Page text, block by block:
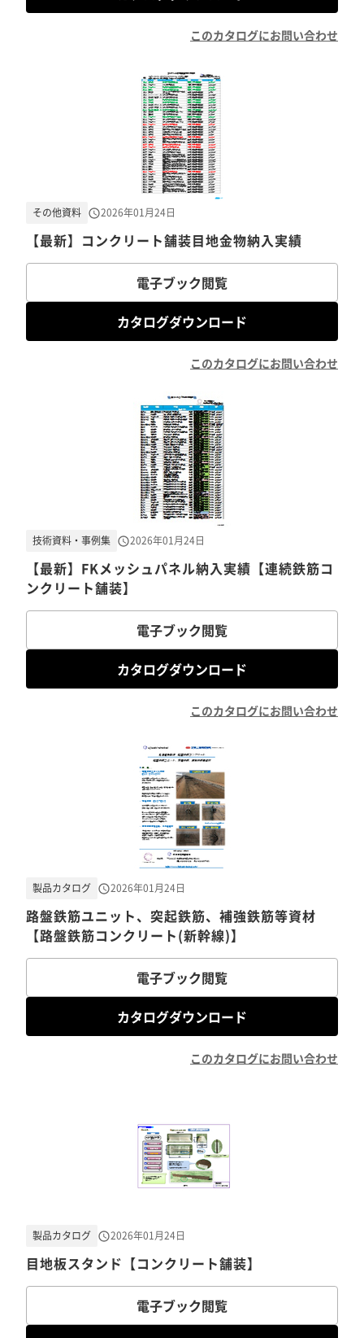
このカタログにお問い合わせ
【最新】コンクリート舗装目地金物納入実績
その他資料 2026年01月24日
電子ブック閲覧
カタログダウンロード
このカタログにお問い合わせ
【最新】FKメッシュパネル納入実績【連続鉄筋コ
ンクリート舗装】
技術資料・事例集 2026年01月24日
電子ブック閲覧
カタログダウンロード
このカタログにお問い合わせ
路盤鉄筋ユニット、突起鉄筋、補強鉄筋等資材
【路盤鉄筋コンクリート(新幹線)】
製品カタログ 2026年01月24日
電子ブック閲覧
カタログダウンロード
このカタログにお問い合わせ
目地板スタンド【コンクリート舗装】
製品カタログ 2026年01月24日
電子ブック閲覧